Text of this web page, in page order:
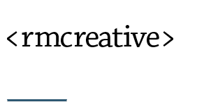
<rmcreative>